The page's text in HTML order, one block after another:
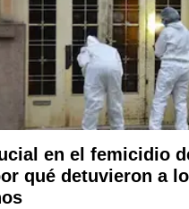
en el femicidio
qué detuvieron a